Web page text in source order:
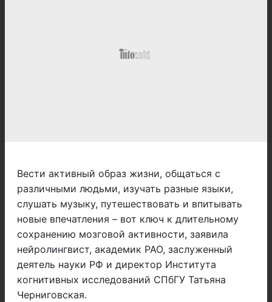
Вести активный образ жизни, общаться с
различными людьми, изучать разные языки,
слушать музыку, путешествовать и впитывать
новые впечатления – вот ключ к длительному
сохранению мозговой активности, заявила
нейролингвист, академик РАО, заслуженный
деятель науки РФ и директор Института
когнитивных исследований СПбГУ Татьяна
Черниговская.